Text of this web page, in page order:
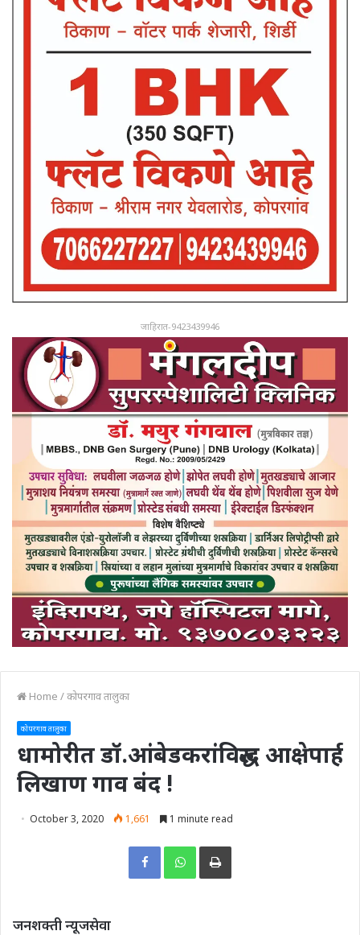
जाहिरात-9423439946
Home /कोपरगाव तालुका
कोपरगाव तालुका
धामोरीत डॉ.आंबेडकरांविरुद्ध आक्षेपार्ह
लिखाण गाव बंद !
October 3, 2020 1,661 1 minute read
Print
जनशक्ती न्यूजसेवा